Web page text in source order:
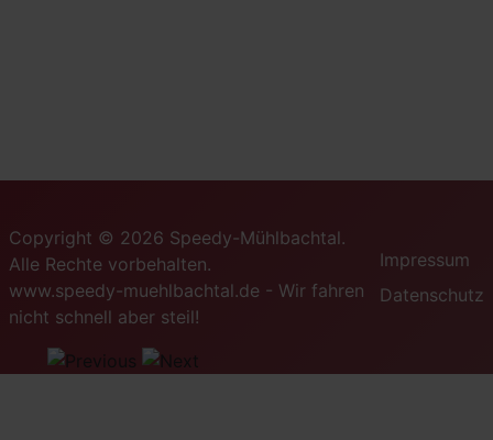
Copyright © 2026 Speedy-Mühlbachtal.
Alle Rechte vorbehalten.
www.speedy-muehlbachtal.de - Wir fahren
nicht schnell aber steil!
Impressum
Datenschutz